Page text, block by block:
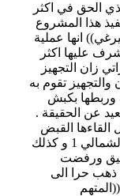
الحق في اكثر
هذا المشروع
انها عملية
عليها اكثر
زان التجهيز
والتجهيز تقوم به
بكبش
عن الحقيقة .
القبض
على مشتبه اوكرانيا بتفجير السيل الشمالي 1 و كذلك
ورفضت
ذهب حرا الى